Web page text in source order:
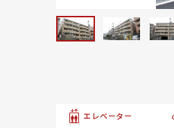
エレベーター